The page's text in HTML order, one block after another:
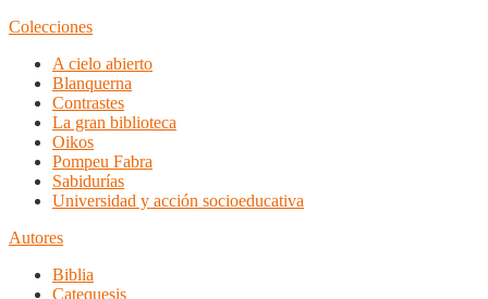
Colecciones
A cielo abierto
Blanquerna
Contrastes
La gran biblioteca
Oikos
Pompeu Fabra
Sabidurías
Universidad y acción socioeducativa
Autores
Biblia
Catequesis